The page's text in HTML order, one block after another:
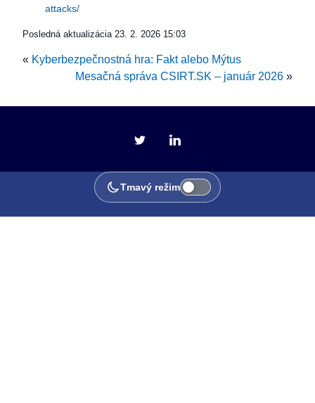
attacks/
Posledná aktualizácia 23. 2. 2026 15:03
« Kyberbezpečnostná hra: Fakt alebo Mýtus
Mesačná správa CSIRT.SK – január 2026 »
Tmavý režim